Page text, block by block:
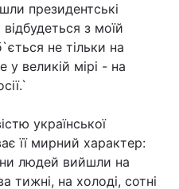
Погода
Регіони
Статті
Думки
президентські
з моїй
не тільки на
у великій мірі - на
української
її мирний характер:
людей вийшли на
тижні, на холоді, сотні